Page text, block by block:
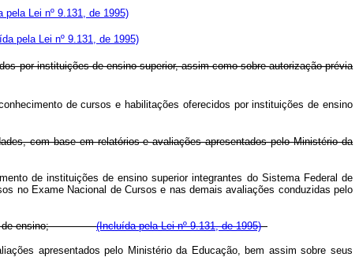
pela Lei nº 9.131, de 1995)
pela Lei nº 9.131, de 1995)
por instituições de ensino superior, assim como sobre autorização prévia
de cursos e habilitações oferecidos por instituições de ensino
com base em relatórios e avaliações apresentados pelo Ministério da
de instituições de ensino superior integrantes do Sistema Federal de
no Exame Nacional de Cursos e nas demais avaliações conduzidas pelo
federal de ensino;(Incluída pela Lei nº 9.131, de 1995)
apresentados pelo Ministério da Educação, bem assim sobre seus